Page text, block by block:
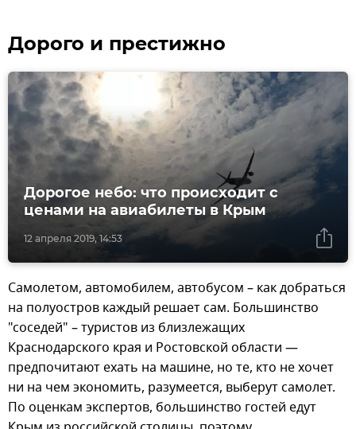
Дорого и престижно
12 апреля 2019, 14:53
Дорогое небо: что происходит с
ценами на авиабилеты в Крым
Самолетом, автомобилем, автобусом – как добраться
на полуостров каждый решает сам. Большинство
"соседей" – туристов из близлежащих
Краснодарского края и Ростовской области —
предпочитают ехать на машине, но те, кто не хочет
ни на чем экономить, разумеется, выберут самолет.
По оценкам экспертов, большинство гостей едут